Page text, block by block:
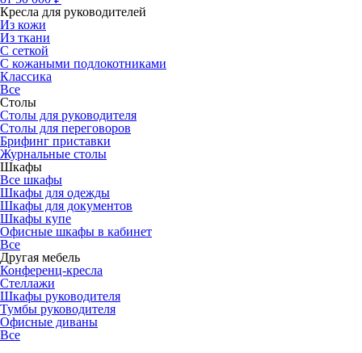
Кресла для руководителей
Из кожи
Из ткани
С сеткой
С кожаными подлокотниками
Классика
Все
Столы
Столы для руководителя
Столы для переговоров
Брифинг приставки
Журнальные столы
Шкафы
Все шкафы
Шкафы для одежды
Шкафы для документов
Шкафы купе
Офисные шкафы в кабинет
Все
Другая мебель
Конференц-кресла
Стеллажи
Шкафы руководителя
Тумбы руководителя
Офисные диваны
Все